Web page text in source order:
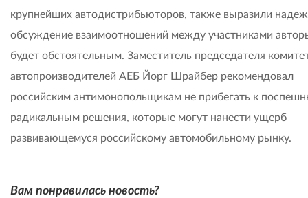
крупнейших автодистрибьюторов, также выразили
обсуждение взаимоотношений между участниками
будет обстоятельным. Заместитель председателя
автопроизводителей АЕБ Йорг Шрайбер рекомендовал
российским антимонопольщикам не прибегать к
радикальным решения, которые могут нанести ущерб
развивающемуся российскому автомобильному рынку.
Вам понравилась новость?